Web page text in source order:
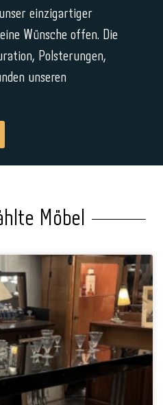
einzigartiger
Wünsche offen. Die
Polsterungen,
unseren
Möbel